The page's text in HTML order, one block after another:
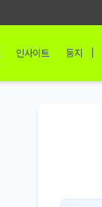
인사이트 둥지